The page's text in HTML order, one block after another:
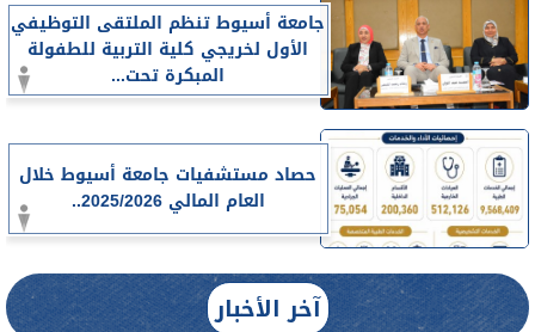
جامعة أسيوط تنظم الملتقى التوظيفي
الأول لخريجي كلية التربية للطفولة
المبكرة تحت...
حصاد مستشفيات جامعة أسيوط خلال
العام المالي 2025/2026..
آخر الأخبار